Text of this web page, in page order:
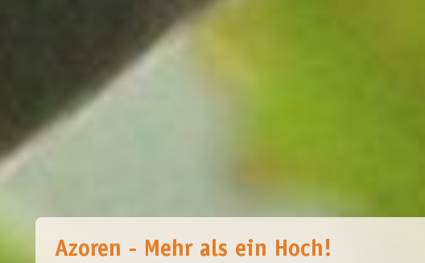
Azoren - Mehr als ein Hoch!